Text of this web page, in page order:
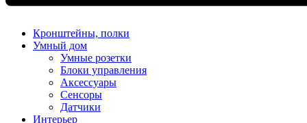
Кронштейны, полки
Умный дом
Умные розетки
Блоки управления
Аксессуары
Сенсоры
Датчики
Интерьер